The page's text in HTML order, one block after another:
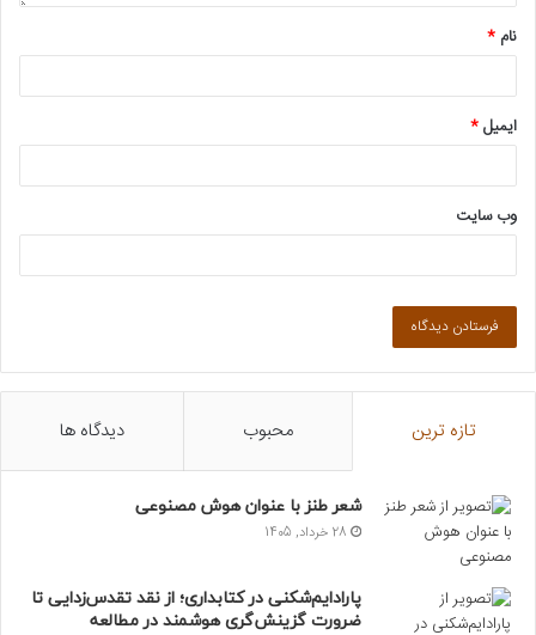
نام *
ایمیل*
وب‌ سایت
تازه ترین محبوب دیدگاه ها
شعر طنز با عنوان هوش مصنوعی
28 خرداد, 1405
پارادایم‌شکنی در کتابداری؛ از نقد تقدس‌زدایی تا
ضرورت گزینش‌گری هوشمند در مطالعه